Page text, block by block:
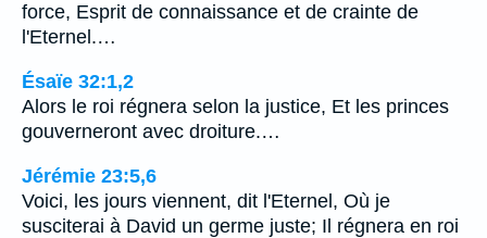
force, Esprit de connaissance et de crainte de
l'Eternel.…
Ésaïe 32:1,2
Alors le roi régnera selon la justice, Et les princes
gouverneront avec droiture.…
Jérémie 23:5,6
Voici, les jours viennent, dit l'Eternel, Où je
susciterai à David un germe juste; Il régnera en roi